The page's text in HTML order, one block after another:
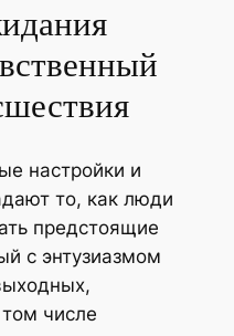
настройки и
то, как люди
предстоящие
с энтузиазмом
числе